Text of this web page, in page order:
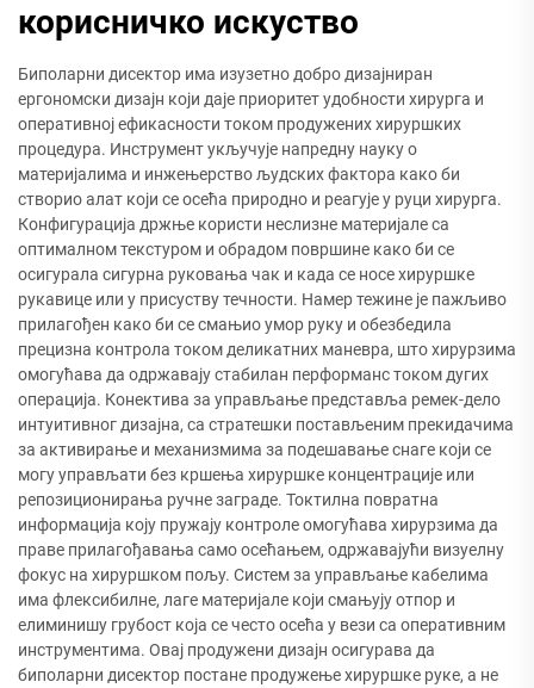
корисничко искуство
Биполарни дисектор има изузетно добро дизајниран
ергономски дизајн који даје приоритет удобности хирурга и
оперативној ефикасности током продужених хируршких
процедура. Инструмент укључује напредну науку о
материјалима и инжењерство људских фактора како би
створио алат који се осећа природно и реагује у руци хирурга.
Конфигурација држње користи неслизне материјале са
оптималном текстуром и обрадом површине како би се
осигурала сигурна руковања чак и када се носе хируршке
рукавице или у присуству течности. Намер тежине је пажљиво
прилагођен како би се смањио умор руку и обезбедила
прецизна контрола током деликатних маневра, што хирурзима
омогућава да одржавају стабилан перформанс током дугих
операција. Конектива за управљање представља ремек-дело
интуитивног дизајна, са стратешки постављеним прекидачима
за активирање и механизмима за подешавање снаге који се
могу управљати без кршења хируршке концентрације или
репозиционирања ручне заграде. Токтилна повратна
информација коју пружају контроле омогућава хирурзима да
праве прилагођавања само осећањем, одржавајући визуелну
фокус на хируршком пољу. Систем за управљање кабелима
има флексибилне, лаге материјале који смањују отпор и
елиминишу грубост која се често осећа у вези са оперативним
инструментима. Овај продужени дизајн осигурава да
биполарни дисектор постане продужење хируршке руке, а не